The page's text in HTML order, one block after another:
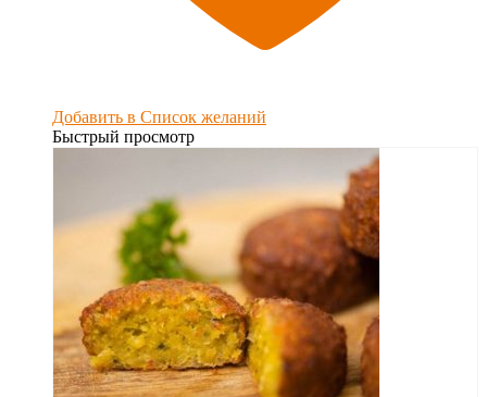
Добавить в Список желаний
Быстрый просмотр